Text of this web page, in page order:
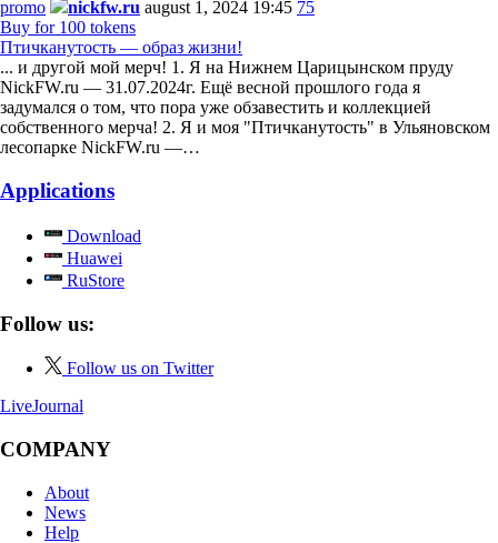
promo nickfw.ru august 1, 2024 19:45 75
Buy for 100 tokens
Птичканутость — образ жизни!
... и другой мой мерч! 1. Я на Нижнем Царицынском пруду
NickFW.ru — 31.07.2024г. Ещё весной прошлого года я
задумался о том, что пора уже обзавестить и коллекцией
собственного мерча! 2. Я и моя "Птичканутость" в Ульяновском
лесопарке NickFW.ru —…
Applications
Download
Huawei
RuStore
Follow us:
Follow us on Twitter
LiveJournal
COMPANY
About
News
Help